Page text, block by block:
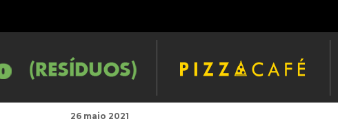
26 maio 2021